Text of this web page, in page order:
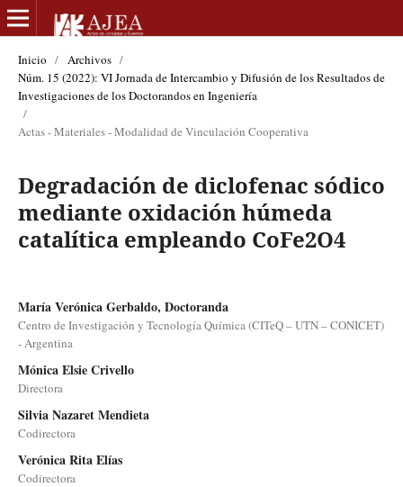
Inicio / Archivos /
Núm. 15 (2022): VI Jornada de Intercambio y Difusión de los Resultados de
Investigaciones de los Doctorandos en Ingeniería
/
Actas - Materiales - Modalidad de Vinculación Cooperativa
Degradación de diclofenac sódico
mediante oxidación húmeda
catalítica empleando CoFe2O4
María Verónica Gerbaldo, Doctoranda
Centro de Investigación y Tecnología Química (CITeQ – UTN – CONICET)
- Argentina
Mónica Elsie Crivello
Directora
Silvia Nazaret Mendieta
Codirectora
Verónica Rita Elías
Codirectora